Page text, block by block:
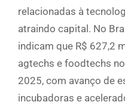
relacionadas à
atraindo capital. No
indicam que R$ 627,2
agtechs e foodtechs
2025, com avanço de
incubadoras e